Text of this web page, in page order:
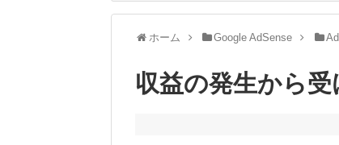
ホーム Google AdSense
収益の発生から